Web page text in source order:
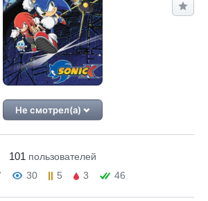
Не смотрел(а)
101 пользователей
30 5 3 46